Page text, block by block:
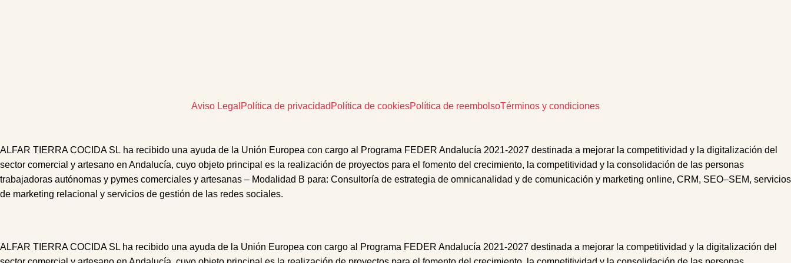
Aviso Legal Política de privacidad Política de cookiesPolítica de reembolsoTérminos y condiciones
ALFAR TIERRA COCIDA SL ha recibido una ayuda de la Unión Europea con cargo al Programa FEDER Andalucía 2021-2027 destinada a mejorar la competitividad y la digitalización del
sector comercial y artesano en Andalucía, cuyo objeto principal es la realización de proyectos para el fomento del crecimiento, la competitividad y la consolidación de las personas
trabajadoras autónomas y pymes comerciales y artesanas – Modalidad B para: Consultoría de estrategia de omnicanalidad y de comunicación y marketing online, CRM, SEO–SEM, servicios
de marketing relacional y servicios de gestión de las redes sociales.
ALFAR TIERRA COCIDA SL ha recibido una ayuda de la Unión Europea con cargo al Programa FEDER Andalucía 2021-2027 destinada a mejorar la competitividad y la digitalización del